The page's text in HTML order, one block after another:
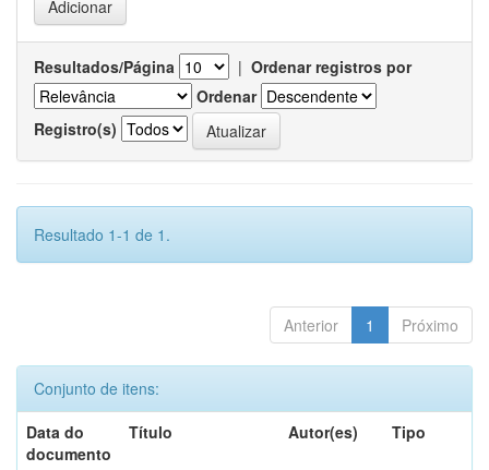
Resultados/Página | Ordenar registros por
Ordenar
Registro(s)
Resultado 1-1 de 1.
Anterior 1 Próximo
Conjunto de itens:
Data do
documento
Título Autor(es) Tipo